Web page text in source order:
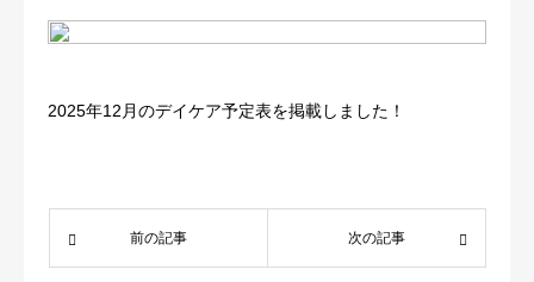
2025年12月のデイケア予定表を掲載しました！
前の記事 次の記事
お知らせ